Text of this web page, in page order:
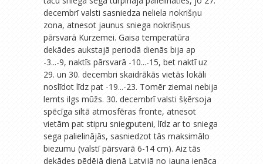
decembrī valsti sasniedza neliela nokrišņu
zona, atnesot jaunus sniega nokrišņus
pārsvarā Kurzemei. Gaisa temperatūra
dekādes aukstajā periodā dienās bija ap
-3...-9, naktīs pārsvarā -10...-15, bet naktī uz
29. un 30. decembri skaidrākās vietās lokāli
noslīdot līdz pat -19...-23. Tomēr ziemai nebija
lemts ilgs mūžs. 30. decembrī valsti šķērsoja
spēcīga siltā atmosfēras fronte, atnesot
vietām pat stipru sniegputeni, līdz ar to sniega
sega palielinājās, sasniedzot tās maksimālo
biezumu (valstī pārsvarā 6-14 cm). Aiz tās
dekādes pēdējā dienā Latvijā no jauna ienāca